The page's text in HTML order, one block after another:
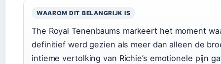
WAAROM DIT BELANGRIJK IS
The Royal Tenenbaums markeert het moment
definitief werd gezien als meer dan alleen de
intieme vertolking van Richie’s emotionele pijn